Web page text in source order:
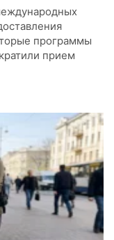
программы
прием